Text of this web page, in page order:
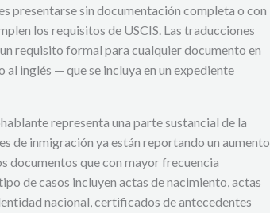
presentarse sin documentación completa o con
los requisitos de USCIS. Las traducciones
requisito formal para cualquier documento en
inglés — que se incluya en un expediente
representa una parte sustancial de la
de inmigración ya están reportando un aumento
documentos que con mayor frecuencia
de casos incluyen actas de nacimiento, actas
nacional, certificados de antecedentes